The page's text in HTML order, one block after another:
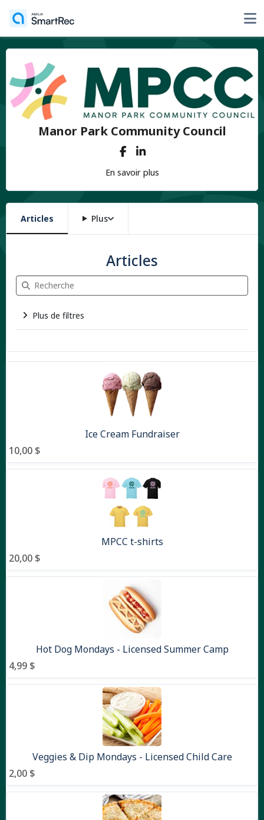
Manor Park Community Council
En savoir plus
Articles Plus
Articles
Recherche Articles
Plus de filtres
Ice Cream Fundraiser
10,00 $
MPCC t-shirts
20,00 $
Hot Dog Mondays - Licensed Summer Camp
4,99 $
Veggies & Dip Mondays - Licensed Child Care
2,00 $
9 articles